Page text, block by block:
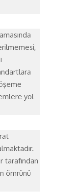
yol
tarafından
ömrünü